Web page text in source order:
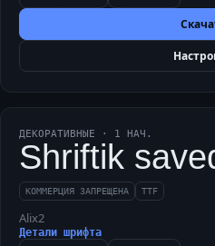
ДЕКОРАТИВНЫЕ · 1 НАЧ.
Shriftik
КОММЕРЦИЯ ЗАПРЕЩЕНА TTF
Alix2
Детали шрифта